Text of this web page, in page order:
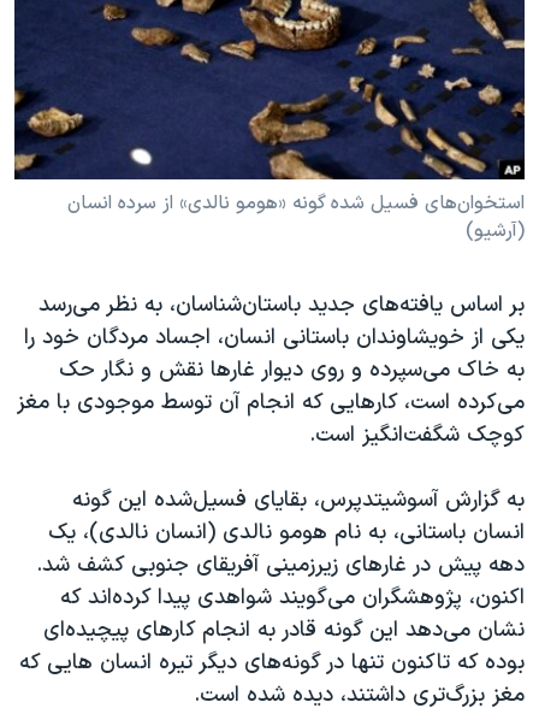
فرهنگ و زندگی
حقوق شهروندی
اقتصادی
علم و فناوری
اسرائیل در جنگ
گالری عکس
مستندها
انتخابات ریاست جمهوری آمریکا ۲۰۲۴
حمله جمهوری اسلامی به اسرائیل
رمز مهسا
ورزش زنان در ایران
اعتراضات زن، زندگی، آزادی
تریبونال مردمی آبان ۹۸
دادگاه حمید نوری
چهل سال گروگان‌گیری
اعتراضات مردمی آبان ۹۸
اسرائیل در جنگ
نرگس محمدی برنده جایزه نوبل صلح
همایش محافظه‌کاران آمریکا «سی‌پک»
صفحه‌های ویژه
دنبال کنید
زبانهای مختلف
استخوان‌های فسیل شده گونه «هومو نالدی» از سرده انسان
(آرشیو)
بر اساس یافته‌های جدید باستان‌شناسان، به نظر می‌رسد
یکی از خویشاوندان باستانی انسان، اجساد مردگان خود را
به خاک می‌سپرده و روی دیوار غارها نقش و نگار حک
می‌کرده است، کارهایی که انجام آن توسط موجودی با مغز
کوچک شگفت‌انگیز است.
به گزارش آسوشیتدپرس، بقایای فسیل‌شده این گونه
انسان باستانی، به نام هومو نالدی (انسان نالدی)، یک
دهه پیش در غارهای زیرزمینی آفریقای جنوبی کشف شد.
اکنون، پژوهشگران می‌گویند شواهدی پیدا کرده‌اند که
نشان می‌دهد این گونه قادر به انجام کارهای پیچیده‌ای
بوده که تاکنون تنها در گونه‌های دیگر تیره انسان هایی که
مغز بزرگ‌تری داشتند، دیده شده است.